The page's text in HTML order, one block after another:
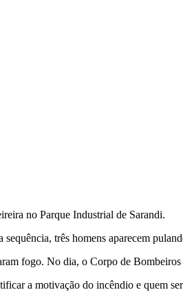
no Parque Industrial de Sarandi.
três homens aparecem
fogo. No dia, o Corpo de Bombeiros
a motivação do incêndio e quem